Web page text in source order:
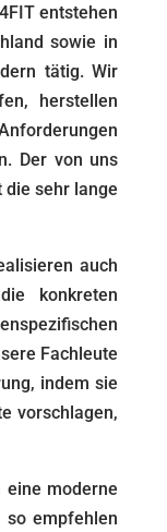
entstehen
sowie in
tätig. Wir
herstellen
Der von uns
sehr lange
auch
konkreten
Fachleute
indem sie
vorschlagen,
eine moderne
so empfehlen